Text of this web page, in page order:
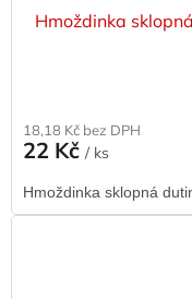
Hmoždinka
18,18 Kč bez DPH
22 Kč / ks
Hmoždinka sklopná